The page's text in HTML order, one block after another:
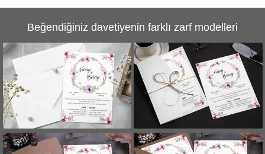
Beğendiğiniz davetiyenin farklı zarf modelleri